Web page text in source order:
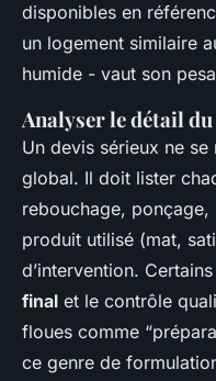
disponibles en
un logement similaire
humide - vaut son
Analyser le détail
Un devis sérieux ne
global. Il doit lister
rebouchage,
produit utilisé (mat,
d’intervention.
final et le contrôle
floues comme
ce genre de